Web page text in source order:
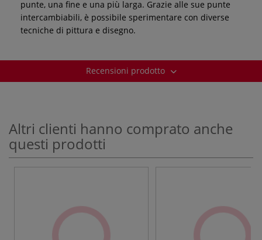
punte, una fine e una più larga. Grazie alle sue punte
intercambiabili, è possibile sperimentare con diverse
tecniche di pittura e disegno.
Recensioni prodotto
Altri clienti hanno comprato anche
questi prodotti